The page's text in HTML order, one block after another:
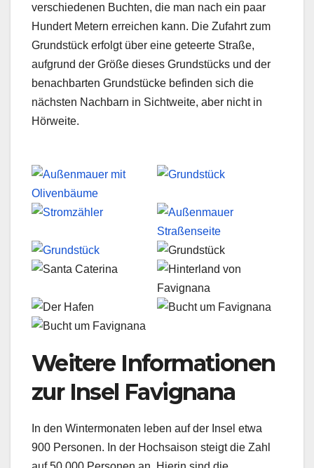
verschiedenen Buchten, die man nach ein paar
Hundert Metern erreichen kann. Die Zufahrt zum
Grundstück erfolgt über eine geteerte Straße,
aufgrund der Größe dieses Grundstücks und der
benachbarten Grundstücke befinden sich die
nächsten Nachbarn in Sichtweite, aber nicht in
Hörweite.
Weitere Informationen
zur Insel Favignana
In den Wintermonaten leben auf der Insel etwa
900 Personen. In der Hochsaison steigt die Zahl